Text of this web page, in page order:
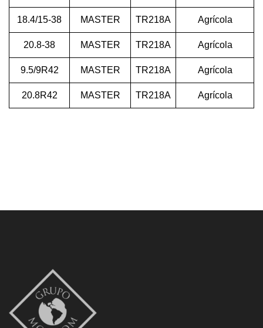
18.4/15-38 MASTER TR218A Agrícola
20.8-38 MASTER TR218A Agrícola
9.5/9R42 MASTER TR218A Agrícola
20.8R42 MASTER TR218A Agrícola